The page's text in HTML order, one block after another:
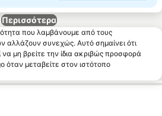
Περισσότερα
που λαμβάνουμε από τους
αλλάζουν συνεχώς. Αυτό σημαίνει ότι
μη βρείτε την ίδια ακριβώς προσφορά
όταν μεταβείτε στον ιστότοπο